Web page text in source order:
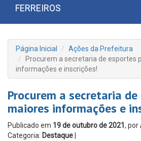
FERREIROS
Página Inicial
Ações da Prefeitura
Procurem a secretaria de esportes
informações e inscrições!
Procurem a secretaria
maiores informações e
Publicado em 19 de outubro de 2021 , por
Categoria: Destaque